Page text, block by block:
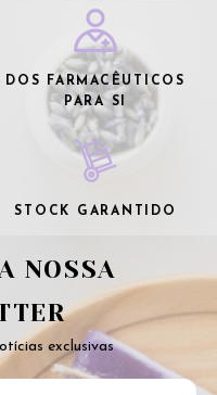
DOS FARMACÊUTICOS
PARA SI
STOCK GARANTIDO
NOSSA
exclusivas